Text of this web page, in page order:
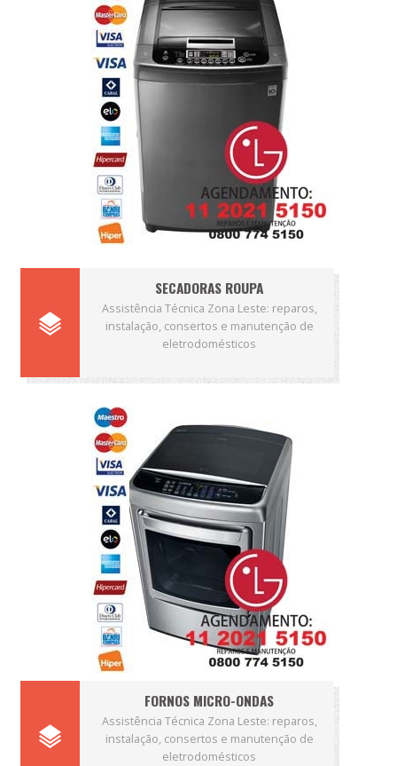
SECADORAS ROUPA
Assistência Técnica Zona Leste: reparos,
instalação, consertos e manutenção de
eletrodomésticos
FORNOS MICRO-ONDAS
Assistência Técnica Zona Leste: reparos,
instalação, consertos e manutenção de
eletrodomésticos